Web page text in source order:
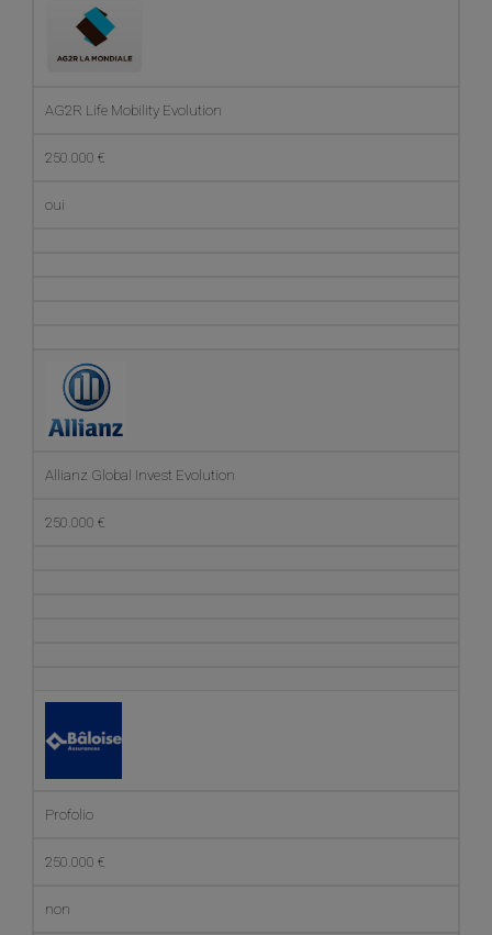
AG2R Life Mobility Evolution
250.000 €
oui
Allianz Global Invest Evolution
250.000 €
Profolio
250.000 €
non